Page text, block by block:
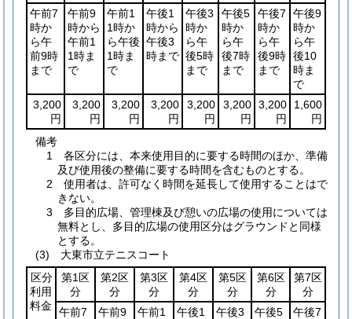
午前7
時か
ら午
前9時
まで
午前9
時から
午前1
1時ま
で
午前1
1時か
ら午後
1時ま
で
午後1
時から
午後3
時まで
午後3
時か
ら午
後5時
まで
午後5
時か
ら午
後7時
まで
午後7
時か
ら午
後9時
まで
午後9
時か
ら午
後10
時ま
で
3,200
円
3,200
円
3,200
円
3,200
円
3,200
円
3,200
円
3,200
円
1,600
円
備考
1 各区分には、本来使用目的に要する時間のほか、準備
及び使用後の整備に要する時間を含むものとする。
2 使用者は、許可なく時間を延長して使用することはで
きない。
3 多目的広場、管理棟及び憩いの広場の使用については
無料とし、多目的広場の使用区分はグラウンドと同様
とする。
(3) 大東市立テニスコート
区分
利用
料金
第1区
分
第2区
分
第3区
分
第4区
分
第5区
分
第6区
分
第7区
分
午前7
午前9
午前1
午後1
午後3
午後5
午後7